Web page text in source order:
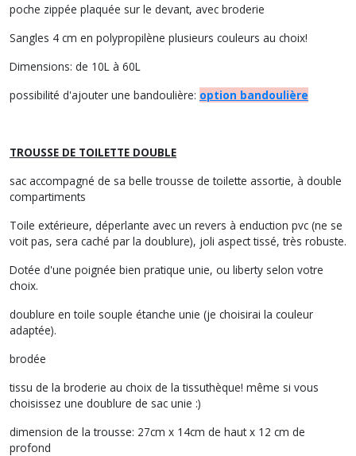
poche zippée plaquée sur le devant, avec broderie
Sangles 4 cm en polypropilène plusieurs couleurs au choix!
Dimensions: de 10L à 60L
possibilité d'ajouter une bandoulière: option bandoulière
TROUSSE DE TOILETTE DOUBLE
sac accompagné de sa belle trousse de toilette assortie, à double
compartiments
Toile extérieure, déperlante avec un revers à enduction pvc (ne se
voit pas, sera caché par la doublure), joli aspect tissé, très robuste.
Dotée d'une poignée bien pratique unie, ou liberty selon votre
choix.
doublure en toile souple étanche unie (je choisirai la couleur
adaptée).
brodée
tissu de la broderie au choix de la tissuthèque! même si vous
choisissez une doublure de sac unie :)
dimension de la trousse: 27cm x 14cm de haut x 12 cm de
profond